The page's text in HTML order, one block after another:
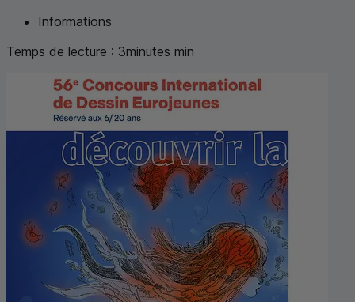
Informations
Temps de lecture : 3minutes min